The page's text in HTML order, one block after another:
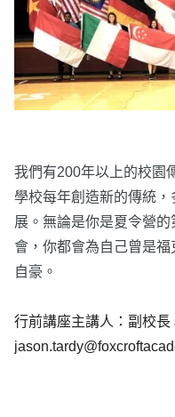
我們有200年以上的校園
學校每年創造新的傳統
展。無論是你是夏令營
會，你都會為自己曾是
自豪。
行前講座主講人：副校長